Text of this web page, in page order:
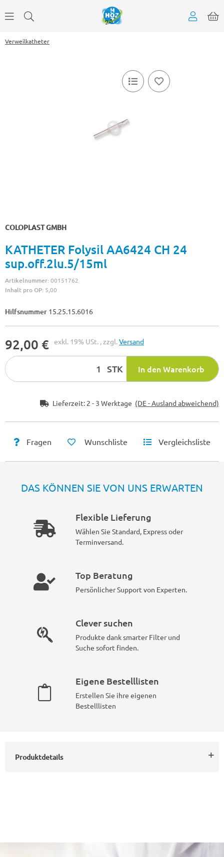
Verweilkatheter
COLOPLAST GMBH
KATHETER Folysil AA6424 CH 24
sup.off.2lu.5/15ml
Artikelnummer:00151762
Inhalt pro OP: 5,00
Hilfsnummer 15.25.15.6016
92,00 € exkl. 19% USt. , zzgl.Versand
STK In den Warenkorb
Lieferzeit: 2 - 3 Werktage (DE - Ausland abweichend)
Fragen Wunschliste Vergleichsliste
DAS KÖNNEN SIE VON UNS ERWARTEN
Flexible Lieferung
Wählen Sie Standard, Express oder
Terminversand.
Top Beratung
Persönlicher Support von Experten.
Clever suchen
Produkte dank smarter Filter und
Suche sofort finden.
Eigene Bestelllisten
Erstellen Sie ihre eigenen
Bestelllisten
Produktdetails